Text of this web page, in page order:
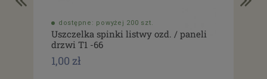
dostępne: powyżej 200 szt.
Uszczelka spinki listwy ozd. / paneli
drzwi T1 -66
1,00 zł